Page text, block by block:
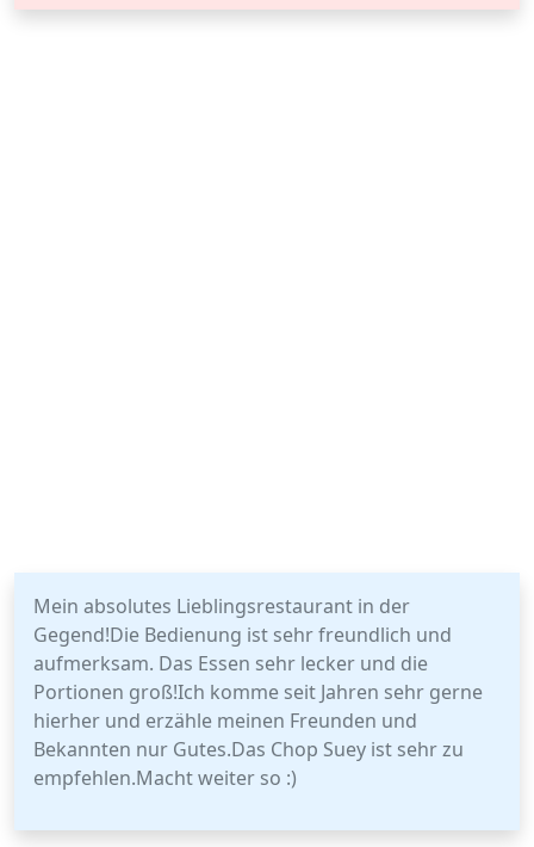
Mein absolutes Lieblingsrestaurant in der
Gegend!Die Bedienung ist sehr freundlich und
aufmerksam. Das Essen sehr lecker und die
Portionen groß!Ich komme seit Jahren sehr gerne
hierher und erzähle meinen Freunden und
Bekannten nur Gutes.Das Chop Suey ist sehr zu
empfehlen.Macht weiter so :)